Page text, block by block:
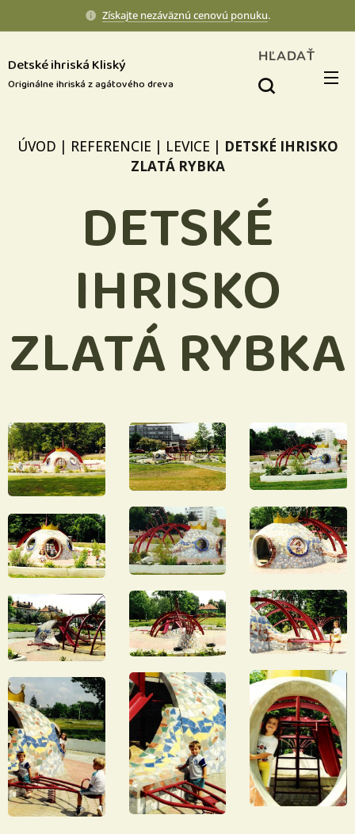
Získajte nezáväznú cenovú ponuku.
Detské ihriská Kliský
Originálne ihriská z agátového dreva
HĽADAŤ
ÚVOD | REFERENCIE | LEVICE | DETSKÉ IHRISKO
ZLATÁ RYBKA
DETSKÉ
IHRISKO
ZLATÁ RYBKA